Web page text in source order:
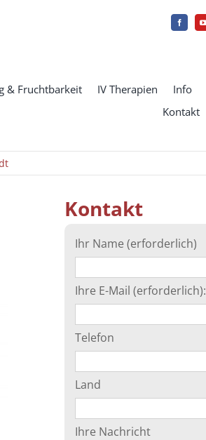
& Fruchtbarkeit IV Therapien
Info
Kontakt
Kontakt
Ihr Name (erforderlich)
Ihre E-Mail (erforderlich):
Telefon
Land
Ihre Nachricht